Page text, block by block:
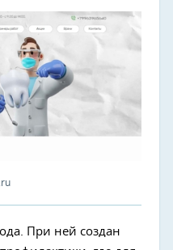
При ней создан